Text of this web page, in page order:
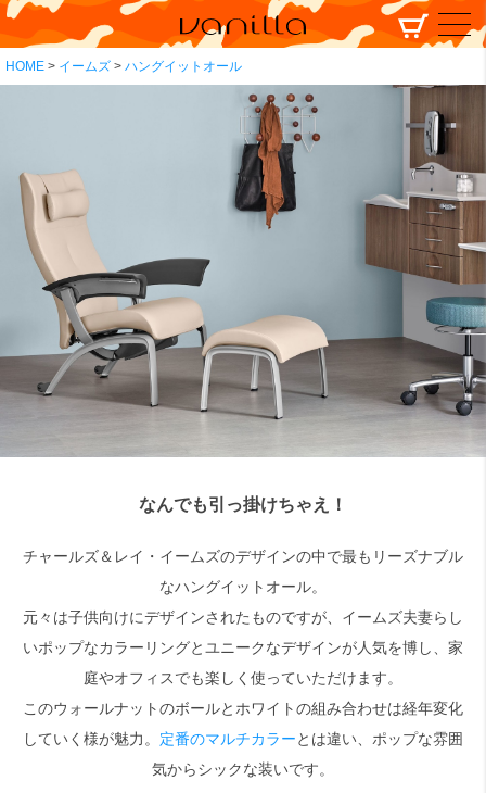
HOME イームズ ハングイットオール
なんでも引っ掛けちゃえ！
チャールズ＆レイ・イームズのデザインの中で最もリーズナブル
なハングイットオール。
元々は子供向けにデザインされたものですが、イームズ夫妻らし
いポップなカラーリングとユニークなデザインが人気を博し、家
庭やオフィスでも楽しく使っていただけます。
このウォールナットのボールとホワイトの組み合わせは経年変化
していく様が魅力。 定番のマルチカラーとは違い、ポップな雰囲
気からシックな装いです。